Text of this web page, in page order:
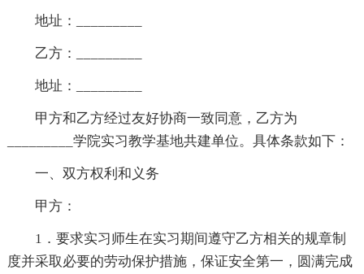
地址：_________
乙方：_________
地址：_________
甲方和乙方经过友好协商一致同意，乙方为
_________学院实习教学基地共建单位。具体条款如下：
一、双方权利和义务
甲方：
1．要求实习师生在实习期间遵守乙方相关的规章制
度并采取必要的劳动保护措施，保证安全第一，圆满完成